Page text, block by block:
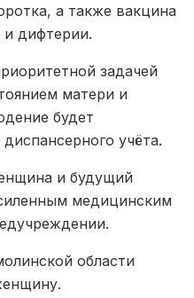
а также вакцина
дифтерии.
задачей
матери и
будет
учёта.
и будущий
медицинским
области